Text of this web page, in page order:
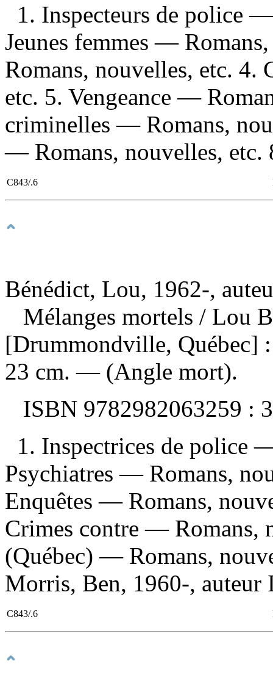
1. Inspecteurs de police
Jeunes femmes —
Romans, nouvelles, etc.
etc. 5. Vengeance —
criminelles — Romans,
— Romans, nouvelles, etc.
C843/.6
Bénédict, Lou, 1962-,
Mélanges mortels / Lou
[Drummondville, Québec]
23 cm. — (Angle mort).
ISBN 9782982063259 :
1. Inspectrices de police
Psychiatres — Romans,
Enquêtes — Romans,
Crimes contre — Romans,
(Québec) — Romans,
Morris, Ben, 1960-, auteur
C843/.6